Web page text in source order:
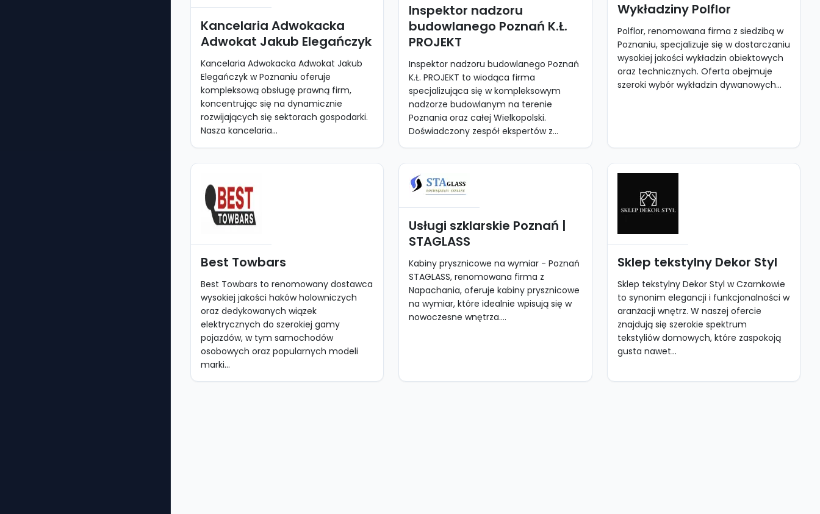
Kancelaria Adwokacka
Adwokat Jakub Elegańczyk
Kancelaria Adwokacka Adwokat Jakub
Elegańczyk w Poznaniu oferuje
kompleksową obsługę prawną firm,
koncentrując się na dynamicznie
rozwijających się sektorach gospodarki.
Nasza kancelaria...
Inspektor nadzoru
budowlanego Poznań K.Ł.
PROJEKT
Inspektor nadzoru budowlanego Poznań
K.Ł. PROJEKT to wiodąca firma
specjalizująca się w kompleksowym
nadzorze budowlanym na terenie
Poznania oraz całej Wielkopolski.
Doświadczony zespół ekspertów z...
Wykładziny Polflor
Polflor, renomowana firma z siedzibą w
Poznaniu, specjalizuje się w dostarczaniu
wysokiej jakości wykładzin obiektowych
oraz technicznych. Oferta obejmuje
szeroki wybór wykładzin dywanowych...
Best Towbars
Best Towbars to renomowany dostawca
wysokiej jakości haków holowniczych
oraz dedykowanych wiązek
elektrycznych do szerokiej gamy
pojazdów, w tym samochodów
osobowych oraz popularnych modeli
marki...
Usługi szklarskie Poznań |
STAGLASS
Kabiny prysznicowe na wymiar - Poznań
STAGLASS, renomowana firma z
Napachania, oferuje kabiny prysznicowe
na wymiar, które idealnie wpisują się w
nowoczesne wnętrza....
Sklep tekstylny Dekor Styl
Sklep tekstylny Dekor Styl w Czarnkowie
to synonim elegancji i funkcjonalności w
aranżacji wnętrz. W naszej ofercie
znajdują się szerokie spektrum
tekstyliów domowych, które zaspokoją
gusta nawet...